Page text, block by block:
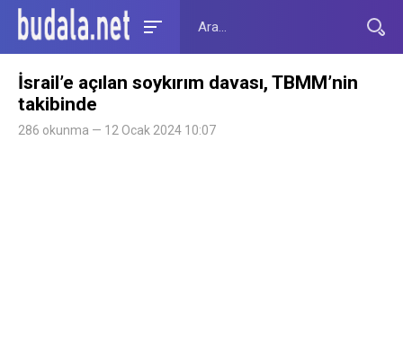
İsrail’e açılan soykırım davası, TBMM’nin
takibinde
286 okunma — 12 Ocak 2024 10:07